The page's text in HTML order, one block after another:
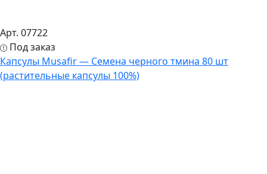
Арт. 07722
Под заказ
Капсулы Musafir — Семена черного тмина 80 шт
(растительные капсулы 100%)